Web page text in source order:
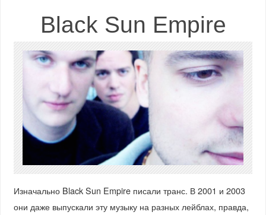
Black Sun Empire
Изначально Black Sun Empire писали транс. В 2001 и 2003
они даже выпускали эту музыку на разных лейблах, правда,